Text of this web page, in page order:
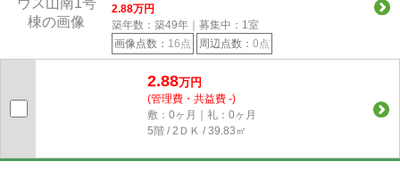
2.88万円
築年数：築49年｜募集中： 1室
画像点数： 16点 周辺点数： 0点
2.88万円
(管理費・共益費 -)
敷：0ヶ月｜礼：0ヶ月
5階 / 2ＤＫ / 39.83㎡